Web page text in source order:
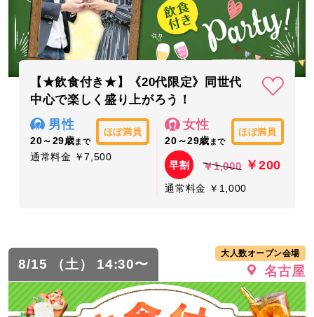
【★飲食付き★】《20代限定》同世代
中心で楽しく盛り上がろう！
男性
20～29歳まで
ほぼ満員
通常料金 ￥7,500
女性
20～29歳 まで
ほぼ満員
早割 ￥1,000 ￥200
通常料金 ￥1,000
8/15 （土） 14:30〜
大人数オープン会場
名古屋